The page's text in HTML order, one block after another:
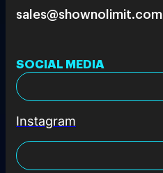
sales@shownolimit.com
SOCIAL MEDIA
Instagram